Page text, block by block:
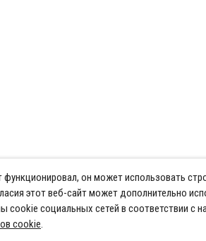
функционировал, он может использовать
этот веб-сайт может дополнительно
cookie социальных сетей в соответствии с
cookie